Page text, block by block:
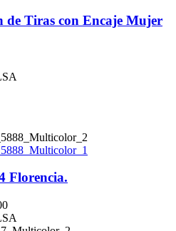
de Tiras con Encaje Mujer
Florencia.